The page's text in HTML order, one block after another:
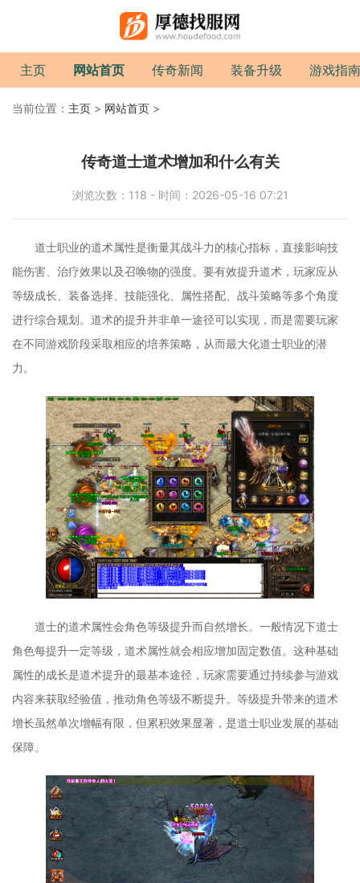
主页 网站首页 传奇新闻 装备升级 游戏指南
当前位置： 主页 > 网站首页 >
传奇道士道术增加和什么有关
浏览次数：118 - 时间：2026-05-16 07:21
道士职业的道术属性是衡量其战斗力的核心指标，直接影响技
能伤害、治疗效果以及召唤物的强度。要有效提升道术，玩家应从
等级成长、装备选择、技能强化、属性搭配、战斗策略等多个角度
进行综合规划。道术的提升并非单一途径可以实现，而是需要玩家
在不同游戏阶段采取相应的培养策略，从而最大化道士职业的潜
力。
道士的道术属性会角色等级提升而自然增长。一般情况下道士
角色每提升一定等级，道术属性就会相应增加固定数值。这种基础
属性的成长是道术提升的最基本途径，玩家需要通过持续参与游戏
内容来获取经验值，推动角色等级不断提升。等级提升带来的道术
增长虽然单次增幅有限，但累积效果显著，是道士职业发展的基础
保障。